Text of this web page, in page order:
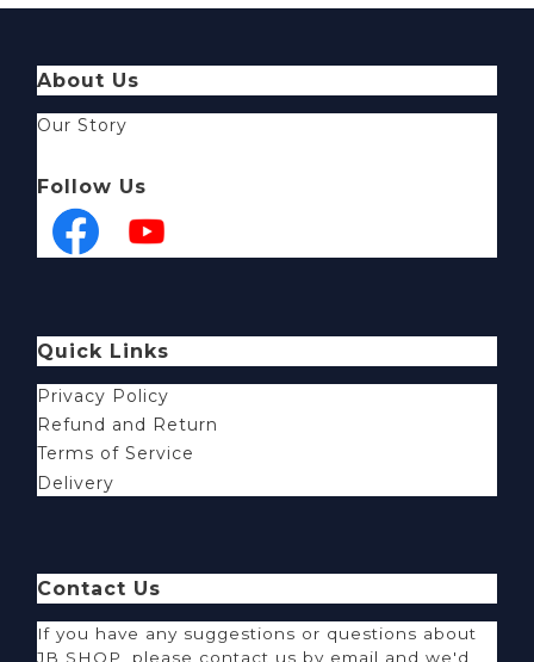
有別於日本的teamLab是根據入場時段購票，台灣這邊的不
號碼單，號碼單上的QR Code掃瞄後可以知道目前排到幾號。
2. 等待的時可以到其他樓層免費看常設展
About Us
Our Story
Follow Us
Quick Links
Privacy Policy
Refund and Return
Terms of Service
Delivery
Contact Us
If you have any suggestions or questions about
JB SHOP, please contact us by email and we'd